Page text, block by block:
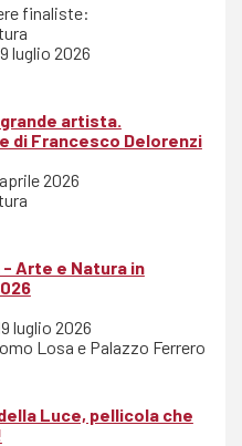
finaliste:
luglio 2026
artista.
di Francesco Delorenzi
2026
Arte e Natura in
luglio 2026
Losa e Palazzo Ferrero
Luce, pellicola che